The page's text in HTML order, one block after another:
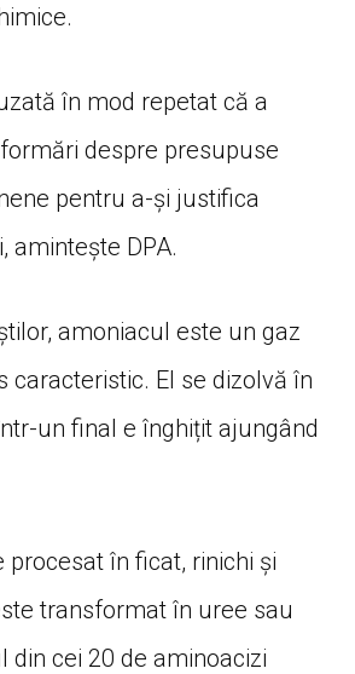
în mod repetat că a
despre presupuse
pentru a-şi justifica
aminteşte DPA.
amoniacul este un gaz
caracteristic. El se dizolvă în
un final e înghițit ajungând
procesat în ficat, rinichi și
transformat în uree sau
din cei 20 de aminoacizi